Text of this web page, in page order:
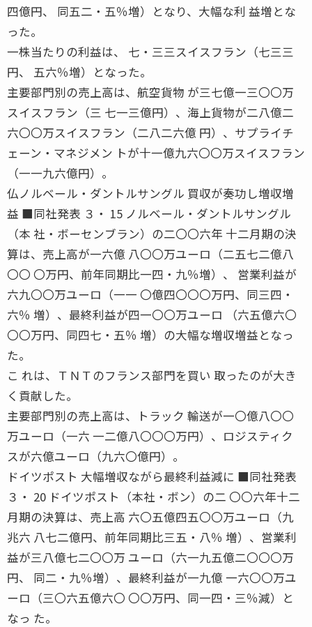
四億円、 同五二・五％増）となり、大幅な利 益増とな
った。
一株当たりの利益は、 七・三三スイスフラン（七三三
円、 五六％増）となった。
主要部門別の売上高は、航空貨物 が三七億一三〇〇万
スイスフラン（三 七一三億円）、海上貨物が二八億二
六〇〇万スイスフラン（二八二六億 円）、サプライチ
ェーン・マネジメン トが十一億九六〇〇万スイスフラン
（一一九六億円）。
仏ノルベール・ダントルサングル 買収が奏功し増収増
益 ■同社発表 ３・ 15 ノルベール・ダントルサングル
（本 社・ボーセンブラン）の二〇〇六年 十二月期の決
算は、売上高が一六億 八〇〇万ユーロ（二五七二億八
〇〇 〇万円、前年同期比一四・九％増）、 営業利益が
六九〇〇万ユーロ（一一 〇億四〇〇〇万円、同三四・
六％ 増）、最終利益が四一〇〇万ユーロ （六五億六〇
〇〇万円、同四七・五％ 増）の大幅な増収増益となっ
た。
こ れは、ＴＮＴのフランス部門を買い 取ったのが大き
く貢献した。
主要部門別の売上高は、トラック 輸送が一〇億八〇〇
万ユーロ（一六 一二億八〇〇〇万円）、ロジスティク
スが六億ユーロ（九六〇億円）。
ドイツポスト 大幅増収ながら最終利益減に ■同社発表
３・ 20 ドイツポスト（本社・ボン）の二 〇〇六年十二
月期の決算は、売上高 六〇五億四五〇〇万ユーロ（九
兆六 八七二億円、前年同期比三五・八％ 増）、営業利
益が三八億七二〇〇万 ユーロ（六一九五億二〇〇〇万
円、 同二・九％増）、最終利益が一九億 一六〇〇万ユ
ーロ（三〇六五億六〇 〇〇万円、同一四・三％減）と
なっ た。